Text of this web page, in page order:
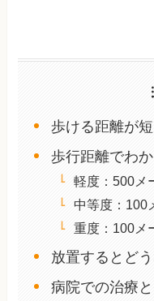
歩ける距離が
歩行距離でわ
軽度：500メ
中等度：100
重度：100メ
放置するとど
病院での治療